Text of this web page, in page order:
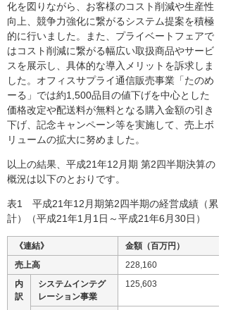
化を図りながら、お客様のコスト削減や生産性
向上、競争力強化に繋がるシステム提案を積極
的に行いました。また、プライベートフェアで
はコスト削減に繋がる幅広い取扱商品やサービ
スを展示し、具体的な導入メリットを訴求しま
した。オフィスサプライ通信販売事業「たのめ
ーる」では約1,500品目の値下げを中心とした
価格改定や配送料が無料となる購入金額の引き
下げ、記念キャンペーン等を実施して、売上ボ
リュームの拡大に努めました。
以上の結果、平成21年12月期 第2四半期決算の
概況は以下のとおりです。
表1 平成21年12月期第2四半期の経営成績（累
計）（平成21年1月1日～平成21年6月30日）
《連結》
金額（百万円）
売上高
228,160
内
訳
システムインテグ
レーション事業
125,603